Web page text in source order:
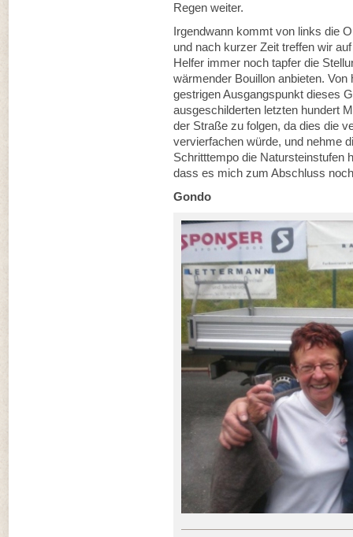
Regen weiter.
Irgendwann kommt von links die
und nach kurzer Zeit treffen wir
Helfer immer noch tapfer die
wärmender Bouillon anbieten.
gestrigen Ausgangspunkt dieses
ausgeschilderten letzten hundert
der Straße zu folgen, da dies die
vervierfachen würde, und nehme
Schritttempo die Natursteinstufen
dass es mich zum Abschluss
Gondo